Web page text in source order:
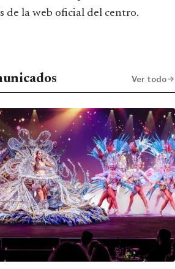
de la web oficial del centro.
Ver todo